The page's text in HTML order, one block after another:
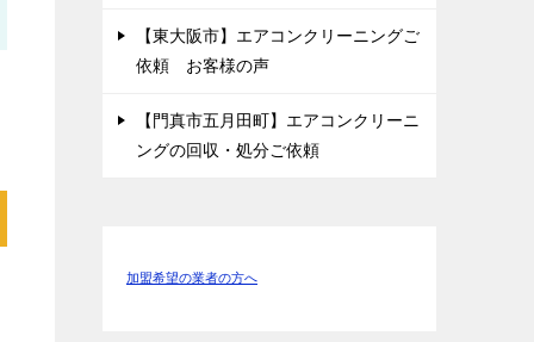
【東大阪市】エアコンクリーニングご
依頼 お客様の声
【門真市五月田町】エアコンクリーニ
ングの回収・処分ご依頼
加盟希望の業者の方へ